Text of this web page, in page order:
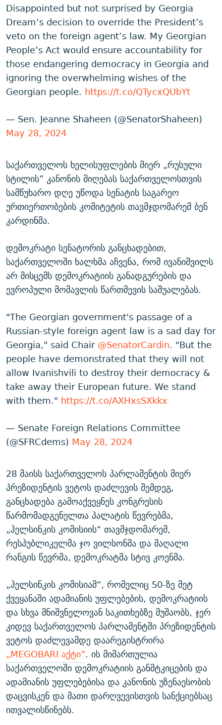
Disappointed but not surprised by Georgia
Dream’s decision to override the President’s
veto on the foreign agent’s law. My Georgian
People’s Act would ensure accountability for
those endangering democracy in Georgia and
ignoring the overwhelming wishes of the
Georgian people. https://t.co/QTycxQUbYt
— Sen. Jeanne Shaheen (@SenatorShaheen)
May 28, 2024
საქართველოს ხელისუფლების მიერ „რუსული
სტილის” კანონის მიღებას საქართველოსთვის
სამწუხარო დღე უწოდა სენატის საგარეო
ურთიერთობების კომიტეტის თავმჯდომარემ ბენ
კარდინმა.
დემოკრატი სენატორის განცხადებით,
საქართველოში ხალხმა აჩვენა, რომ ივანიშვილს
არ მისცემს დემოკრატიის განადგურების და
ევროპული მომავლის წართმევის საშუალებას.
"The Georgian government's passage of a
Russian-style foreign agent law is a sad day for
Georgia," said Chair@SenatorCardin. "But the
people have demonstrated that they will not
allow Ivanishvili to destroy their democracy &
take away their European future. We stand
with them." https://t.co/AXHxsSXkkx
— Senate Foreign Relations Committee
(@SFRCdems) May 28, 2024
28 მაისს საქართველოს პარლამენტის მიერ
პრეზიდენტის ვეტოს დაძლევის შემდეგ,
განცხადება გამოაქვეყნეს კონგრესის
წარმომადგენელთა პალატის წევრებმა,
„ჰელსინკის კომისიის“ თავმჯდომარემ,
რესპუბლიკელმა ჯო ვილსონმა და მაღალი
რანგის წევრმა, დემოკრატმა სტივ კოენმა.
„ჰელსინკის კომისიამ“, რომელიც 50-ზე მეტ
ქვეყანაში ადამიანის უფლებების, დემოკრატიის
და სხვა მნიშვნელოვან საკითხებზე მუშაობს, ჯერ
კიდევ საქართველოს პარლამენტში პრეზიდენტის
ვეტოს დაძლევამდე დაარეგისტრირა
„MEGOBARI აქტი”. ის მიმართულია
საქართველოში დემოკრატიის განმტკიცების და
ადამიანის უფლებებისა და კანონის უზენაესობის
დაცვისკენ და მათი დარღვევისთვის სანქციებსაც
ითვალისწინებს.